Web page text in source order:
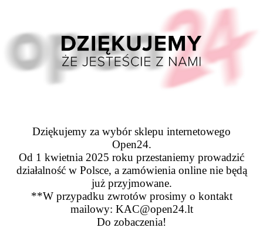
Dziękujemy za wybór sklepu internetowego
Open24.
Od 1 kwietnia 2025 roku przestaniemy prowadzić
działalność w Polsce, a zamówienia online nie będą
już przyjmowane.
**W przypadku zwrotów prosimy o kontakt
mailowy: KAC@open24.lt
Do zobaczenia!